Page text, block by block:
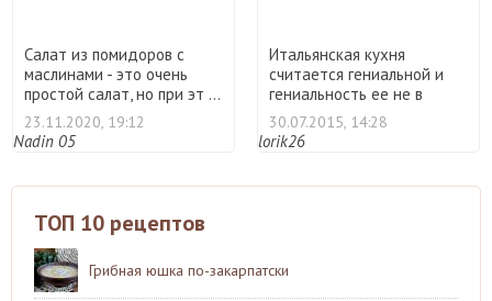
Салат из помидоров с
маслинами - это очень
простой салат, но при эт ...
23.11.2020, 19:12
Nadin 05
Итальянская кухня
считается гениальной и
гениальность ее не в
изыска ...
30.07.2015, 14:28
lorik26
ТОП 10 рецептов
Грибная юшка по-закарпатски